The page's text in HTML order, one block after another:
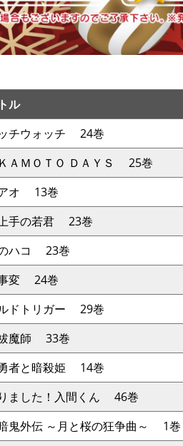
ル
チウォッチ 24巻
ＡＭＯＴＯ ＤＡＹＳ 25巻
オ 13巻
手の若君 23巻
ハコ 23巻
変 24巻
ドトリガー 29巻
魔師 33巻
者と暗殺姫 14巻
ました！入間くん 46巻
鬼外伝 ～月と桜の狂争曲～ 1巻